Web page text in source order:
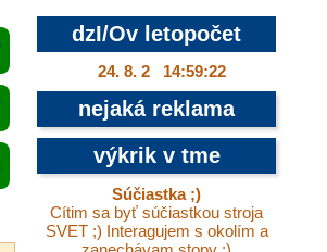
dzI/Ov letopočet
24. 8. 2 14:59:23
nejaká reklama
výkrik v tme
Súčiastka ;)
Cítim sa byť súčiastkou stroja
SVET ;) Interagujem s okolím a